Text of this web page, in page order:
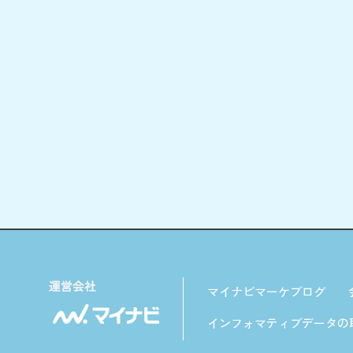
マイナビマーケブログ
インフォマティブデータ